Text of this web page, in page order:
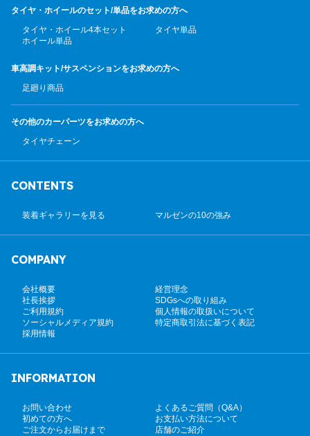
タイヤ・ホイールのセット/単品をお求めの方へ
タイヤ・ホイール4本セット
タイヤ単品
ホイール単品
車高調キット/サスペンションをお求めの方へ
足廻り商品
その他のカーパーツをお求めの方へ
タイヤチェーン
CONTENTS
装着ギャラリーを見る マルゼンの10の強み
COMPANY
会社概要
経営理念
社長挨拶
SDGsへの取り組み
ご利用規約
個人情報の取扱いについて
ソーシャルメディア規約
特定商取引法に基づく表記
採用情報
INFORMATION
お問い合わせ
よくあるご質問（Q&A）
初めての方へ
お支払い方法について
ご注文からお届けまで
店舗のご紹介